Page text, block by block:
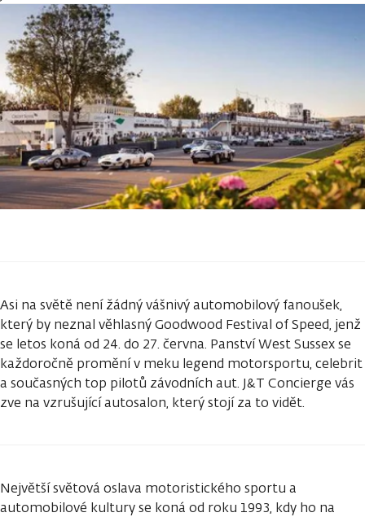
Asi na světě není žádný vášnivý automobilový fanoušek,
který by neznal věhlasný Goodwood Festival of Speed, jenž
se letos koná od 24. do 27. června. Panství West Sussex se
každoročně promění v meku legend motorsportu, celebrit
a současných top pilotů závodních aut. J&T Concierge vás
zve na vzrušující autosalon, který stojí za to vidět.
Největší světová oslava motoristického sportu a
automobilové kultury se koná od roku 1993, kdy ho na